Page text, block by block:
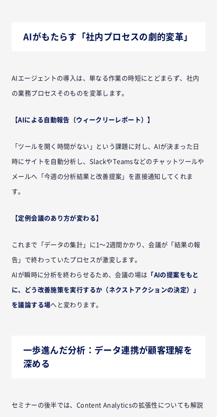
AIがもたらす「社内プロセスの劇的変革」
AIエージェントの導入は、単なる作業の時短にとどまらず、社内
の業務プロセスそのものを変革します。
【AIによる自動報告（ウィークリーレポート）】
「ツールを開く時間がない」という課題に対し、AIが決まった日
時にサイトを自動分析し、SlackやTeamsなどのチャットツールや
メールへ「今週の分析結果と改善提案」を直接通知してくれま
す。
【定例会議のあり方が変わる】
これまで「データの集計」に1〜2週間かかり、会議が「結果の報
告」で終わっていたプロセスが激変します。
AIが瞬時に分析を終わらせるため、会議の場は 「AIの提案をもと
に、どう改善施策を実行するか（ネクストアクションの決定）」
を議論する場へと変わります。
一歩進んだ分析：データ連携が顧客理解を
深める
セミナーの後半では、Content Analyticsの拡張性についても解説